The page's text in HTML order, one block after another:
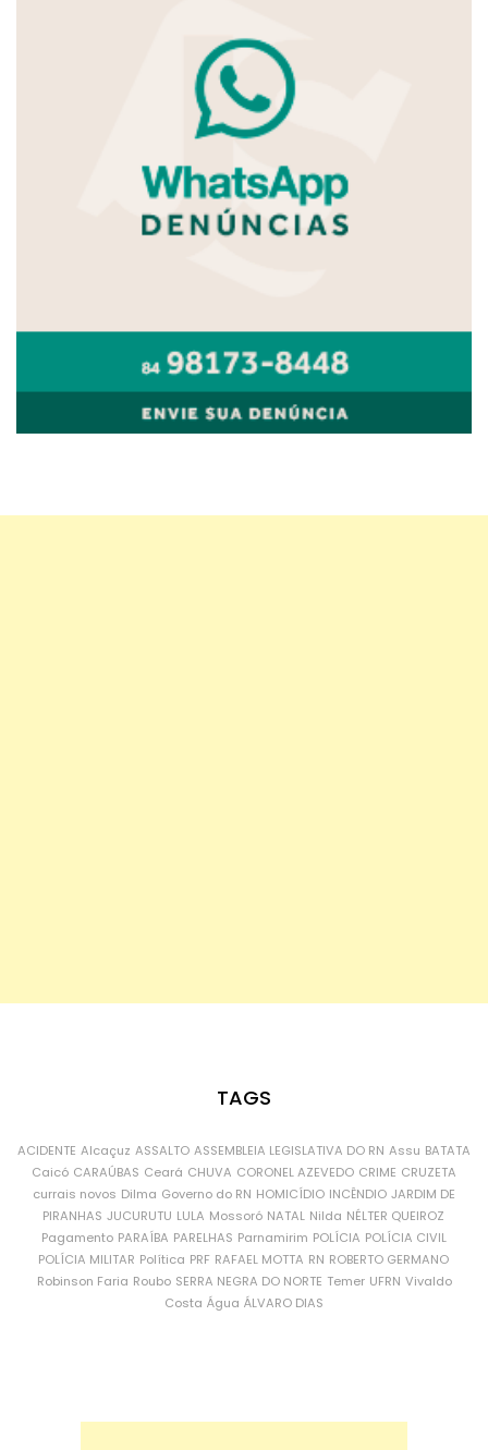
TAGS
ACIDENTE Alcaçuz ASSALTO ASSEMBLEIA LEGISLATIVA DO RN Assu BATATA
Caicó CARAÚBAS Ceará CHUVA CORONEL AZEVEDO CRIME CRUZETA
currais novos Dilma Governo do RN HOMICÍDIO INCÊNDIO JARDIM DE
PIRANHAS JUCURUTU LULA Mossoró NATAL Nilda NÉLTER QUEIROZ
Pagamento PARAÍBA PARELHAS Parnamirim POLÍCIA POLÍCIA CIVIL
POLÍCIA MILITAR Política PRF RAFAEL MOTTA RN ROBERTO GERMANO
Robinson Faria Roubo SERRA NEGRA DO NORTE Temer UFRN Vivaldo
Costa Água ÁLVARO DIAS